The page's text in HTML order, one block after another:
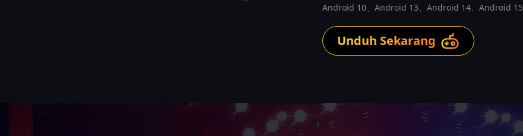
Android 10、Android 13、Android 14、Android 15
Unduh Sekarang